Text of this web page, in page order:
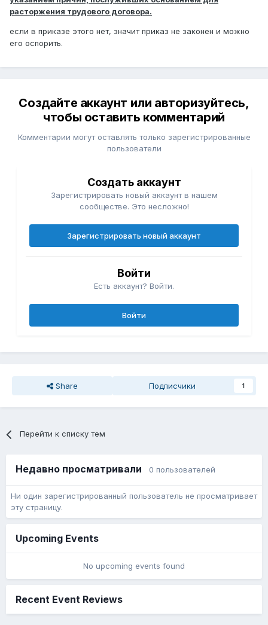
расторжения трудового договора.
если в приказе этого нет, значит приказ не законен и можно
его оспорить.
Создайте аккаунт или авторизуйтесь,
чтобы оставить комментарий
Комментарии могут оставлять только зарегистрированные
пользователи
Создать аккаунт
Зарегистрировать новый аккаунт в нашем
сообществе. Это несложно!
Зарегистрировать новый аккаунт
Войти
Есть аккаунт? Войти.
Войти
Share Подписчики 1
Перейти к списку тем
Недавно просматривали 0 пользователей
Ни один зарегистрированный пользователь не просматривает
эту страницу.
Upcoming Events
No upcoming events found
Recent Event Reviews